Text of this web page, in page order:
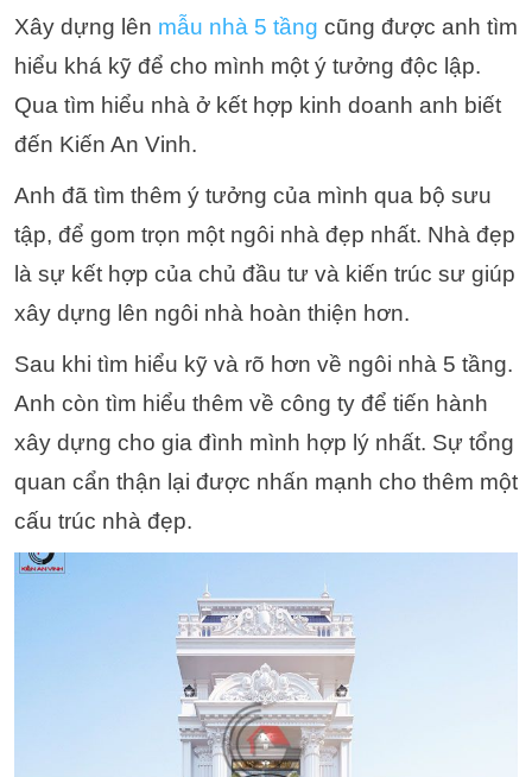
Xây dựng lên mẫu nhà 5 tầng cũng được anh tìm
hiểu khá kỹ để cho mình một ý tưởng độc lập.
Qua tìm hiểu nhà ở kết hợp kinh doanh anh biết
đến Kiến An Vinh.
Anh đã tìm thêm ý tưởng của mình qua bộ sưu
tập, để gom trọn một ngôi nhà đẹp nhất. Nhà đẹp
là sự kết hợp của chủ đầu tư và kiến trúc sư giúp
xây dựng lên ngôi nhà hoàn thiện hơn.
Sau khi tìm hiểu kỹ và rõ hơn về ngôi nhà 5 tầng.
Anh còn tìm hiểu thêm về công ty để tiến hành
xây dựng cho gia đình mình hợp lý nhất. Sự tổng
quan cẩn thận lại được nhấn mạnh cho thêm một
cấu trúc nhà đẹp.